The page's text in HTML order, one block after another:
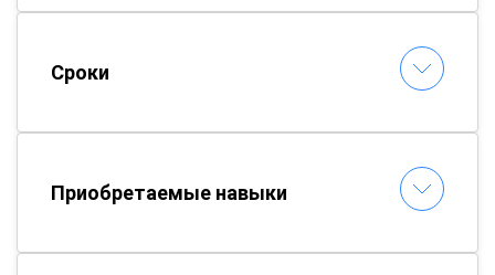
Сроки
Приобретаемые навыки